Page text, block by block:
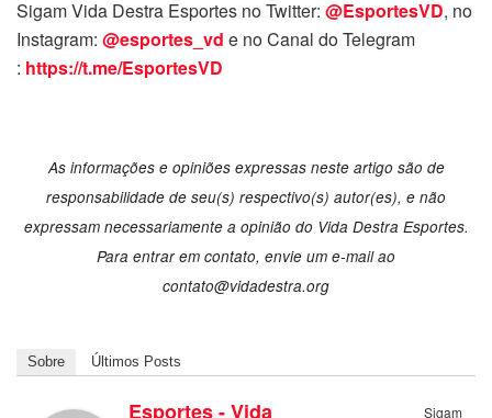
Sigam Vida Destra Esportes no Twitter: @EsportesVD, no
Instagram: @esportes_vd e no Canal do Telegram
: https://t.me/EsportesVD
As informações e opiniões expressas neste artigo são de
responsabilidade de seu(s) respectivo(s) autor(es), e não
expressam necessariamente a opinião do Vida Destra Esportes.
Para entrar em contato, envie um e-mail ao
contato@vidadestra.org
Sobre Últimos Posts
Sigam
Esportes - Vida